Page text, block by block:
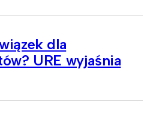
dla
URE wyjaśnia